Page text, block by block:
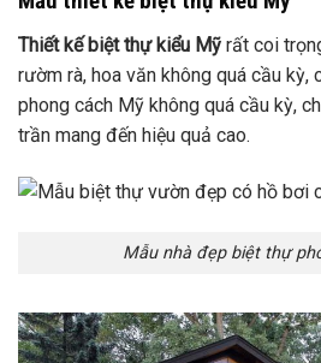
Thiết kế biệt thự kiểu Mỹ rất coi
rườm rà, hoa văn không quá cầu kỳ,
phong cách Mỹ không quá cầu kỳ,
trần mang đến hiệu quả cao.
Mẫu nhà đẹp biệt thự